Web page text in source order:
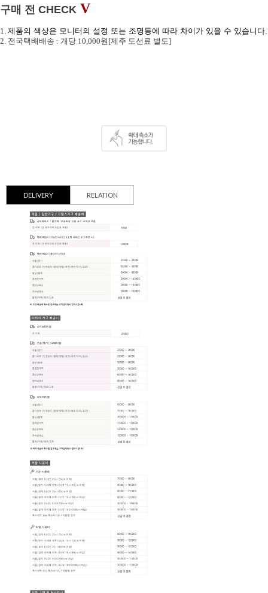
구매 전 CHECK V
1. 제품의 색상은 모니터의 설정 또는 조명등에 따라 차이가 있을 수 있습니다.
2. 전국택배배송 : 개당 10,000원[제주 도선료 별도]
DELIVERY RELATION